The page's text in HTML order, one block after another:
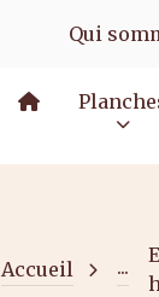
Qui
Accueil ...